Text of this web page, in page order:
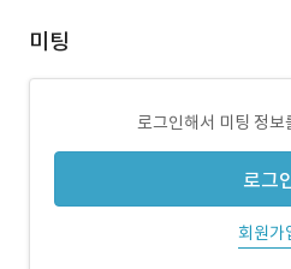
미팅
로그인해서 미팅 정보
로그
회원가